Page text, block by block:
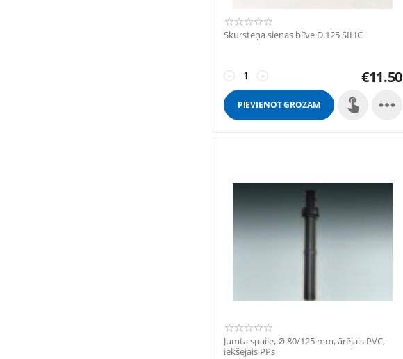
Skursteņa sienas blīve D.125 SILIC
+
− €11.50
PIEVIENOT GROZAM 
Jumta spaile, Ø 80/125 mm, ārējais PVC,
iekšējais PPs